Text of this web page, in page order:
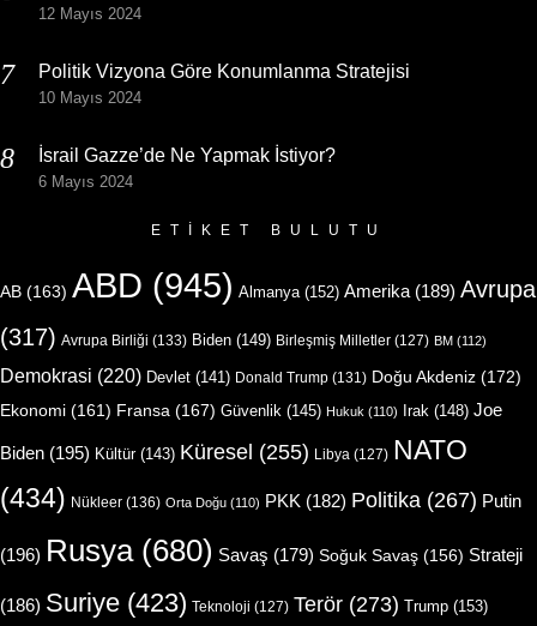
12 Mayıs 2024
Politik Vizyona Göre Konumlanma Stratejisi
10 Mayıs 2024
İsrail Gazze’de Ne Yapmak İstiyor?
6 Mayıs 2024
ETIKET BULUTU
AB (163) ABD (945) Almanya (152) Amerika (189) Avrupa
(317) Avrupa Birliği (133) Biden (149) Birleşmiş Milletler (127) BM (112)
Demokrasi (220) Devlet (141) Donald Trump (131) Doğu Akdeniz (172)
Ekonomi (161) Fransa (167) Güvenlik (145) Hukuk (110) Irak (148) Joe
Biden (195) Kültür(143) Küresel (255) Libya (127) NATO
(434) Nükleer (136) Orta Doğu (110) PKK (182) Politika (267) Putin
(196) Rusya(680) Savaş (179) Soğuk Savaş (156) Strateji
(186) Suriye (423) Teknoloji (127) Terör (273) Trump (153)